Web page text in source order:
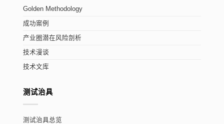
Golden Methodology
成功案例
产业圈潜在风险剖析
技术漫谈
技术文库
测试治具
测试治具总览